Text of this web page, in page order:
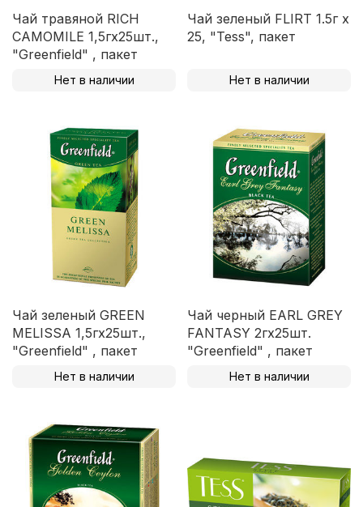
Чай травяной RICH
CAMOMILE 1,5гх25шт.,
"Greenfield" , пакет
Нет в наличии
Чай зеленый FLIRT 1.5г х
25, "Tess", пакет
Нет в наличии
Чай зеленый GREEN
MELISSA 1,5гх25шт.,
"Greenfield" , пакет
Нет в наличии
Чай черный EARL GREY
FANTASY 2гх25шт.
"Greenfield" , пакет
Нет в наличии